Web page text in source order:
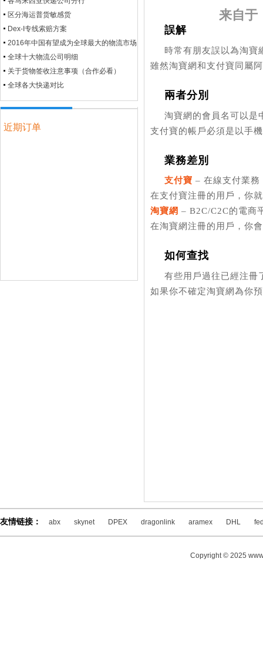
区分海运普货敏感货
Dex-I专线索赔方案
2016年中国有望成为全球最大的物流市场
全球十大物流公司明细
关于货物签收注意事项（合作必看）
全球各大快递对比
近期订单
来自于
誤解
時常有朋友誤以為淘寶
雖然淘寶網和支付寶同屬
兩者分別
淘寶網的會員名可以是
支付寶的帳戶必須是以手
業務差別
支付寶 – 在線支付業務
在支付寶注冊的用戶，你
淘寶網 – B2C/C2C的電商
在淘寶網注冊的用戶，你
如何查找
有些用戶過往已經注冊
如果你不確定淘寶網為你
友情链接： abx skynet DPEX dragonlink aramex DHL
Copyright © 2025